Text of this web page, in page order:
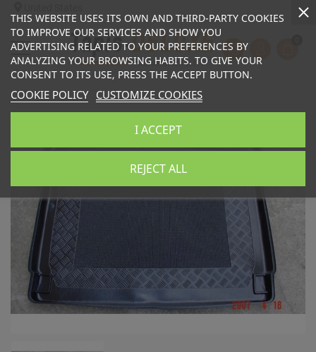
THIS WEBSITE USES ITS OWN AND THIRD-PARTY COOKIES
TO IMPROVE OUR SERVICES AND SHOW YOU
ADVERTISING RELATED TO YOUR PREFERENCES BY
ANALYZING YOUR BROWSING HABITS. TO GIVE YOUR
CONSENT TO ITS USE, PRESS THE ACCEPT BUTTON.
COOKIE POLICY CUSTOMIZE COOKIES
REJECT ALL
I ACCEPT